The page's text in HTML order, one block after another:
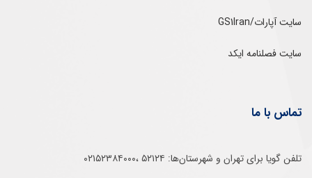
سایت آپارات/GS1Iran
سایت فصلنامه ایکد
تماس با ما
تلفن‌ گویا برای‌ تهران‌‌ و‌ شهرستان‌ها:‌ ۵۲۱۲۴ ،۰۲۱۵۲۳۸۴۰۰۰